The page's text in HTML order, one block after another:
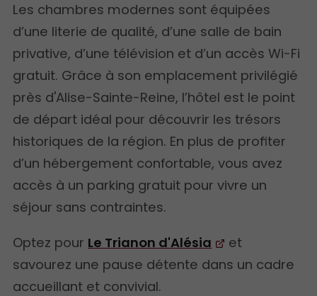
Les chambres modernes sont équipées
d’une literie de qualité, d’une salle de bain
privative, d’une télévision et d’un accès Wi-Fi
gratuit. Grâce à son emplacement privilégié
près d'Alise-Sainte-Reine, l’hôtel est le point
de départ idéal pour découvrir les trésors
historiques de la région. En plus de profiter
d’un hébergement confortable, vous avez
accès à un parking gratuit pour vivre un
séjour sans contraintes.
Optez pour Le Trianon d'Alésia
et
savourez une pause détente dans un cadre
accueillant et convivial.